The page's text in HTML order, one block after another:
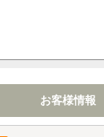
お客様情報